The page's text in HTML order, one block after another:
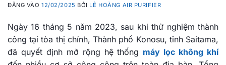
ĐĂNG VÀO12/02/2025 BỞI LÊ HOÀNG AIR PURIFIER
Ngày 16 tháng 5 năm 2023, sau khi thử nghiệm thành
công tại tòa thị chính, Thành phố Konosu, tỉnh Saitama,
đã quyết định mở rộng hệ thống máy lọc không khí